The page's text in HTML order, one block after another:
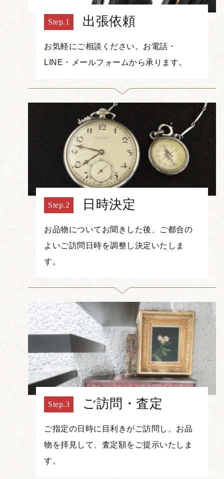
出張依頼
お気軽にご相談ください。お電話・
LINE・メールフォームから承ります。
日時決定
お品物についてお聞きした後、ご都合の
よいご訪問日時を調整し決定いたしま
す。
ご訪問・査定
ご指定の日時に目利きがご訪問し、お品
物を拝見して、査定額をご提示いたしま
す。